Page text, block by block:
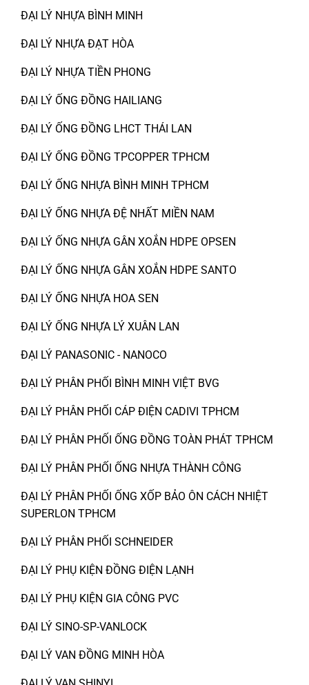
ĐẠI LÝ NHỰA BÌNH MINH
ĐẠI LÝ NHỰA ĐẠT HÒA
ĐẠI LÝ NHỰA TIỀN PHONG
ĐẠI LÝ ỐNG ĐỒNG HAILIANG
ĐẠI LÝ ỐNG ĐỒNG LHCT THÁI LAN
ĐẠI LÝ ỐNG ĐỒNG TPCOPPER TPHCM
ĐẠI LÝ ỐNG NHỰA BÌNH MINH TPHCM
ĐẠI LÝ ỐNG NHỰA ĐỆ NHẤT MIỀN NAM
ĐẠI LÝ ỐNG NHỰA GÂN XOẮN HDPE OPSEN
ĐẠI LÝ ỐNG NHỰA GÂN XOẮN HDPE SANTO
ĐẠI LÝ ỐNG NHỰA HOA SEN
ĐẠI LÝ ỐNG NHỰA LÝ XUÂN LAN
ĐẠI LÝ PANASONIC - NANOCO
ĐẠI LÝ PHÂN PHỐI BÌNH MINH VIỆT BVG
ĐẠI LÝ PHÂN PHỐI CÁP ĐIỆN CADIVI TPHCM
ĐẠI LÝ PHÂN PHỐI ỐNG ĐỒNG TOÀN PHÁT TPHCM
ĐẠI LÝ PHÂN PHỐI ỐNG NHỰA THÀNH CÔNG
ĐẠI LÝ PHÂN PHỐI ỐNG XỐP BẢO ÔN CÁCH NHIỆT
SUPERLON TPHCM
ĐẠI LÝ PHÂN PHỐI SCHNEIDER
ĐẠI LÝ PHỤ KIỆN ĐỒNG ĐIỆN LẠNH
ĐẠI LÝ PHỤ KIỆN GIA CÔNG PVC
ĐẠI LÝ SINO-SP-VANLOCK
ĐẠI LÝ VAN ĐỒNG MINH HÒA